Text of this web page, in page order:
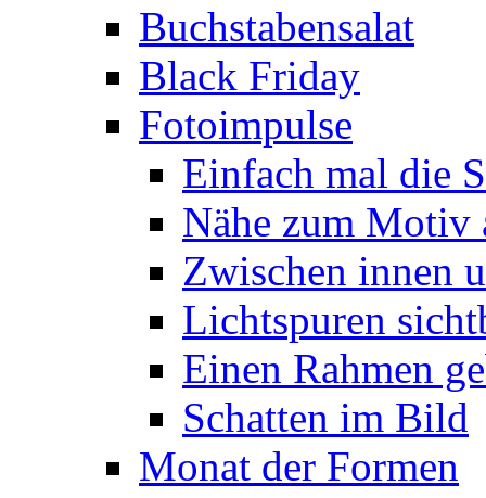
Buchstabensalat
Black Friday
Fotoimpulse
Einfach mal die
Nähe zum Motiv
Zwischen innen
Lichtspuren
Einen Rahmen
Schatten im Bild
Monat der Formen